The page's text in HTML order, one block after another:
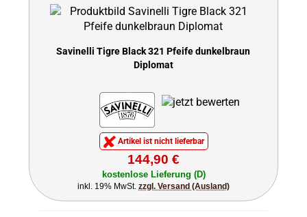
Savinelli Tigre Black 321 Pfeife dunkelbraun
Diplomat
Artikel ist nicht lieferbar
144,90 €
kostenlose Lieferung (D)
inkl. 19% MwSt. zzgl. Versand (Ausland)